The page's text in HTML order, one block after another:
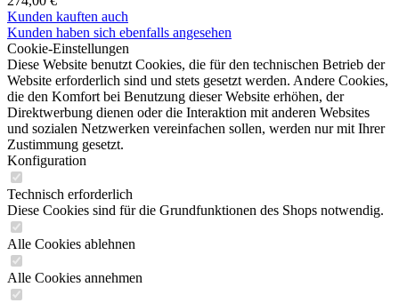
Kunden kauften auch
Kunden haben sich ebenfalls angesehen
Cookie-Einstellungen
Diese Website benutzt Cookies, die für den technischen Betrieb der
Website erforderlich sind und stets gesetzt werden. Andere Cookies,
die den Komfort bei Benutzung dieser Website erhöhen, der
Direktwerbung dienen oder die Interaktion mit anderen Websites
und sozialen Netzwerken vereinfachen sollen, werden nur mit Ihrer
Zustimmung gesetzt.
Konfiguration
Technisch erforderlich
Diese Cookies sind für die Grundfunktionen des Shops notwendig.
Alle Cookies ablehnen
Alle Cookies annehmen